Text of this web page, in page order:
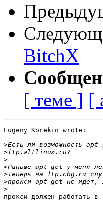
BitchX
[ теме ] [
Eugeny Korekin wrote:
>
>
>
>
>
>
>
прокси должен работать в